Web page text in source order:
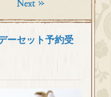
ーセット予約受